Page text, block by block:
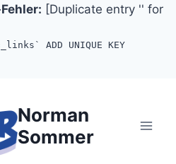
[Duplicate entry '' for
ADD UNIQUE KEY
Norman
Sommer